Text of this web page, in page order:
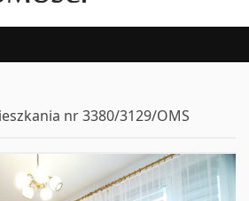
nr 3380/3129/OMS